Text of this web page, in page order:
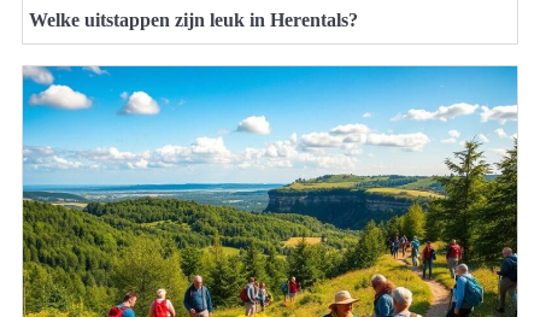
Welke uitstappen zijn leuk in Herentals?